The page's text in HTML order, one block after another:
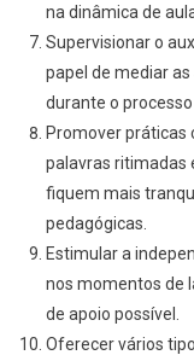
na dinâmica de
Supervisionar o
papel de mediar
durante o processo
Promover práticas
palavras ritimadas
fiquem mais
pedagógicas.
Estimular a
nos momentos de
de apoio possível.
Oferecer vários